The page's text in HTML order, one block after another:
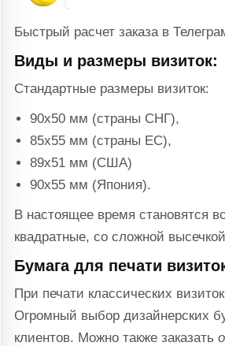
Быстрый расчет заказа в
Виды и размеры визиток:
Стандартные размеры визиток:
90х50 мм (страны СНГ),
85х55 мм (страны ЕС),
89х51 мм (США)
90х55 мм (Япония).
В настоящее время становятся
квадратные, со сложной
Бумага для печати
При печати классических
Огромный выбор дизайнерских
клиентов. Можно также заказать